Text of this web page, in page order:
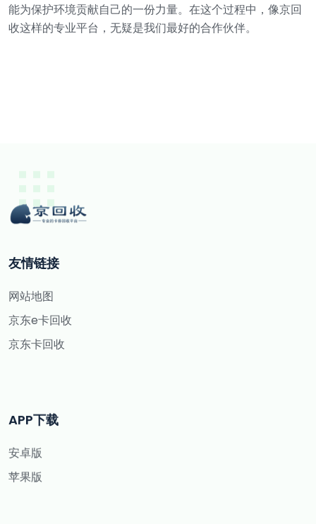
能为保护环境贡献自己的一份力量。在这个过程中，像京回
收这样的专业平台，无疑是我们最好的合作伙伴。
友情链接
网站地图
京东e卡回收
京东卡回收
APP下载
安卓版
苹果版